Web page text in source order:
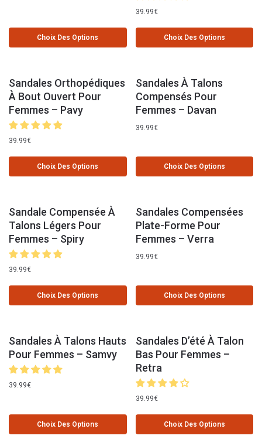
Choix Des Options
39.99€
Choix Des Options
Sandales Orthopédiques
À Bout Ouvert Pour
Femmes – Pavy
39.99€
Choix Des Options
Sandales À Talons
Compensés Pour
Femmes – Davan
39.99€
Choix Des Options
Sandale Compensée À
Talons Légers Pour
Femmes – Spiry
39.99€
Choix Des Options
Sandales Compensées
Plate-Forme Pour
Femmes – Verra
39.99€
Choix Des Options
Sandales À Talons Hauts
Pour Femmes – Samvy
39.99€
Choix Des Options
Sandales D’été À Talon
Bas Pour Femmes –
Retra
39.99€
Choix Des Options